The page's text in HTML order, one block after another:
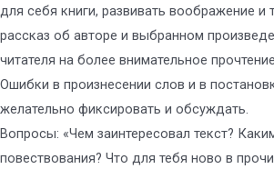
для себя книги, развивать воображение и
рассказ об авторе и выбранном
читателя на более внимательное
Ошибки в произнесении слов и в
желательно фиксировать и обсуждать.
Вопросы: «Чем заинтересовал текст?
повествования? Что для тебя ново в